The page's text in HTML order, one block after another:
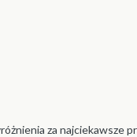
za najciekawsze